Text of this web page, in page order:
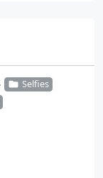
Selfies